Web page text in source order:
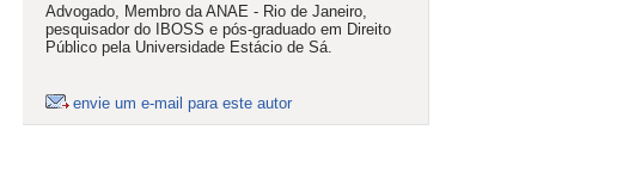
Advogado, Membro da ANAE - Rio de Janeiro,
pesquisador do IBOSS e pós-graduado em Direito
Público pela Universidade Estácio de Sá.
envie um e-mail para este autor